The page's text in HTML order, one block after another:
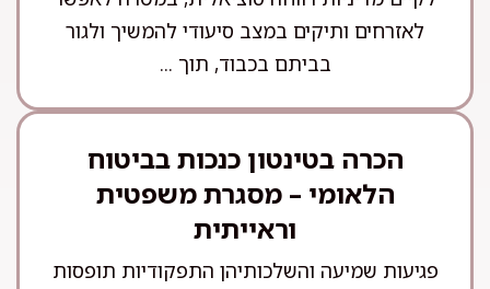
לאזרחים ותיקים במצב סיעודי להמשיך ולגור
בביתם בכבוד, תוך ...
הכרה בטינטון כנכות בביטוח
הלאומי – מסגרת משפטית
וראייתית
פגיעות שמיעה והשלכותיהן התפקודיות תופסות